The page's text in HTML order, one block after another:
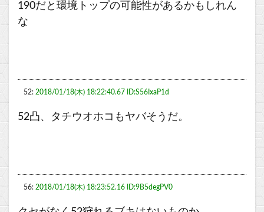
190だと環境トップの可能性があるかもしれん
な
52: 2018/01/18(木) 18:22:40.67 ID:S56IxaP1d
52凸、タチウオホコもヤバそうだ。
56: 2018/01/18(木) 18:23:52.16 ID:9B5degPV0